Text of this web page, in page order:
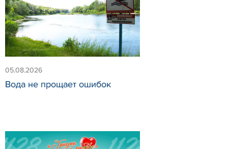
05.08.2026
Вода не прощает ошибок